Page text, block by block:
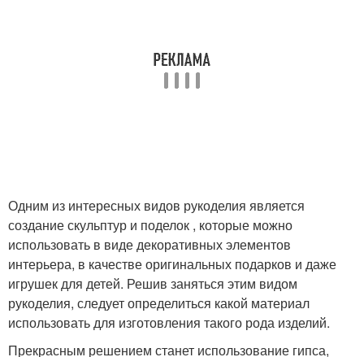
Одним из интересных видов рукоделия является
создание скульптур и поделок , которые можно
использовать в виде декоративных элементов
интерьера, в качестве оригинальных подарков и даже
игрушек для детей. Решив заняться этим видом
рукоделия, следует определиться какой материал
использовать для изготовления такого рода изделий.
Прекрасным решением станет использование гипса,